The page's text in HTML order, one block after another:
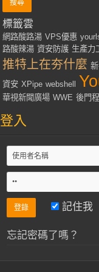
標籤雲
網路酸路湯 VPS優惠
路酸辣湯 資安防護 生產力
推特上在夯什麼
資安 XPipe webshell
華視新聞廣場 WWE 後門
登入
記住我
忘記密碼了嗎？